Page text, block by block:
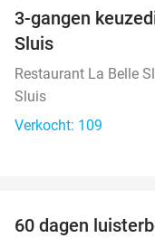
3-gangen
Sluis
Restaurant La Belle
Sluis
Verkocht: 109
60 dagen